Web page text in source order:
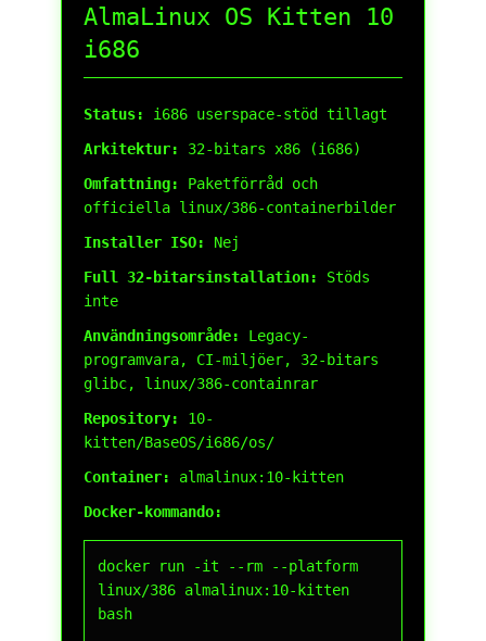
AlmaLinux OS Kitten 10
i686
Status:
i686 userspace-stöd tillagt
Arkitektur:
32-bitars x86 (i686)
Omfattning:
Paketförråd och
officiella linux/386-containerbilder
Installer ISO:
Nej
Full 32-bitarsinstallation:
Stöds
inte
Användningsområde:
Legacy-
programvara, CI-miljöer, 32-bitars
glibc, linux/386-containrar
Repository:
10-
kitten/BaseOS/i686/os/
Container:
almalinux:10-kitten
Docker-kommando:
docker run -it --rm --platform
linux/386 almalinux:10-kitten
bash